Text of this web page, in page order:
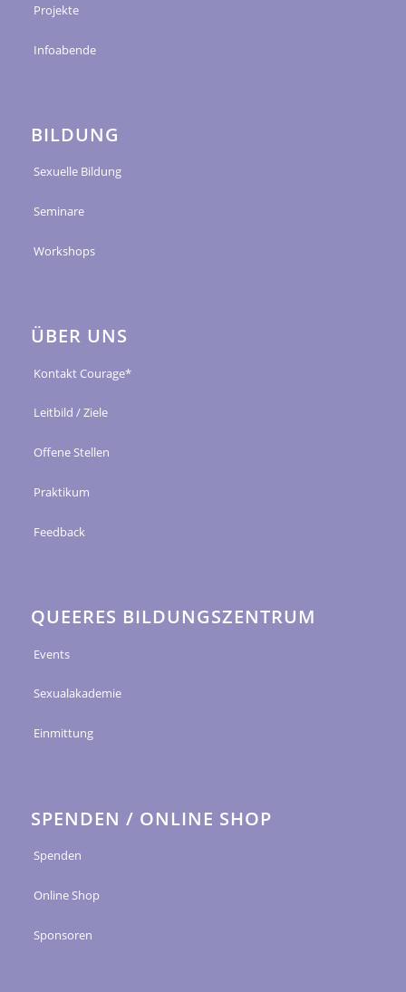
Projekte
Infoabende
BILDUNG
Sexuelle Bildung
Seminare
Workshops
ÜBER UNS
Kontakt Courage*
Leitbild / Ziele
Offene Stellen
Praktikum
Feedback
QUEERES BILDUNGSZENTRUM
Events
Sexualakademie
Einmittung
SPENDEN / ONLINE SHOP
Spenden
Online Shop
Sponsoren